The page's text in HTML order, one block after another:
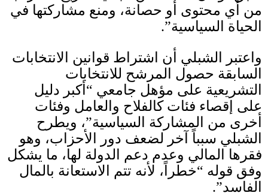
من أي محتوى أو حصانة، ومنع مشاركتها في
الحياة السياسية”.
و عتبر الشبلي أن اشتراط قوانين الانتخابات
السابقة حصول المرشح للانتخابات
التشريعية على مؤهل جامعي “أكبر دليل
على إقصاء فئات كالفلاح والعامل وفئات
أخرى من المشاركة السياسية”، ويطرح
الشبلي سبباً آخر لضعف دور الأحزاب، وهو
فقرها المالي وعدم دعم الدولة لها، ما يشكل
وفق قوله “خطراً، لأنه تتم الاستعانة بالمال
الفاسد”.